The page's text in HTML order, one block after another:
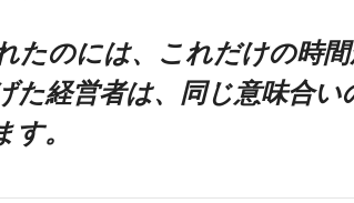
たのには、これだけの時
た経営者は、同じ意味合い
。